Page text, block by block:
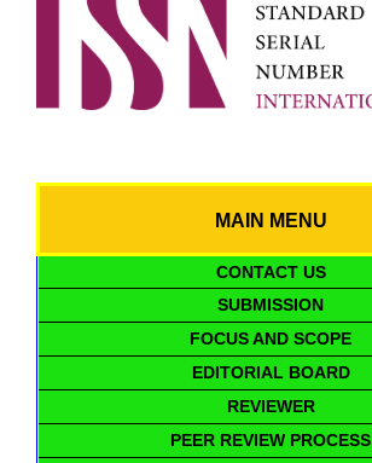
MAIN MENU
CONTACT US
SUBMISSION
FOCUS AND SCOPE
EDITORIAL BOARD
REVIEWER
PEER REVIEW PROCESS